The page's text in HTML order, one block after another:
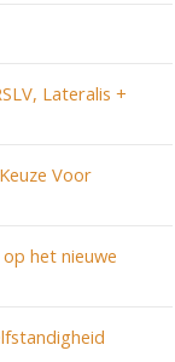
Lateralis +
Voor
het nieuwe